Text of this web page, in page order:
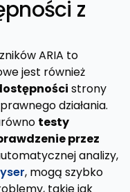
z
ARIA to
jest również
strony
działania.
testy
przez
analizy,
, mogą szybko